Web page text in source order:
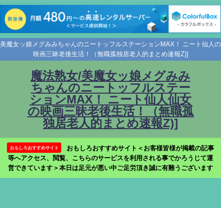
美魔女ッ娘メグみみちゃんのニートッフルステーションMAX！ ニート仙人の
映画三昧老後生活！（無職孤独居老人的まとめ速報Z)]
魔法熟女/美魔女ッ娘メグみみ
ちゃんのニートッフルステー
ションMAX！ ニート仙人仙女
の映画三昧老後生活！（無職孤
独居老人的まとめ速報Z)]
おもしろおすすめサイト
おもしろおすすめサイト＜お客様皆様が掲載の記事
等へアクセス、閲覧、こちらのサービスを利用される事でかろうじて運
営できています＞本日は足元が悪い中ご足労頂き誠に有難うございます